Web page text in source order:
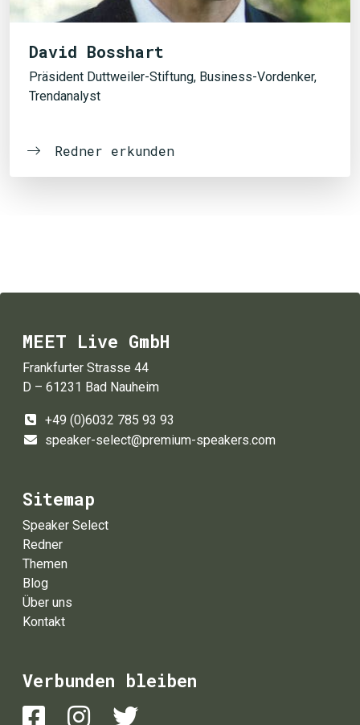
David Bosshart
Präsident Duttweiler-Stiftung, Business-Vordenker,
Trendanalyst
Redner erkunden
MEET Live GmbH
Frankfurter Strasse 44
D – 61231 Bad Nauheim
+49 (0)6032 785 93 93
speaker-select@premium-speakers.com
Sitemap
Speaker Select
Redner
Themen
Blog
Über uns
Kontakt
Verbunden bleiben